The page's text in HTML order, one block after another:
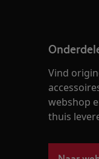
Vind
webshop
thuis